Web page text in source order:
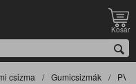
Kosár
csizma Gumicsizmák